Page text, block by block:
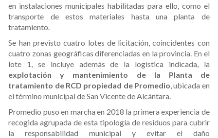
en instalaciones municipales habilitadas para ello, como el
transporte de estos materiales hasta una planta de
tratamiento.
Se han previsto cuatro lotes de licitación, coincidentes con
cuatro zonas geográficas diferenciadas en la provincia. En el
lote 1, se incluye además de la logística indicada, la
explotación y mantenimiento de la Planta de
tratamiento de RCD propiedad de Promedio , ubicada en
el término municipal de San Vicente de Alcántara.
Promedio puso en marcha en 2018 la primera experiencia de
recogida agrupada de esta tipología de residuos para cubrir
la responsabilidad municipal y evitar el daño